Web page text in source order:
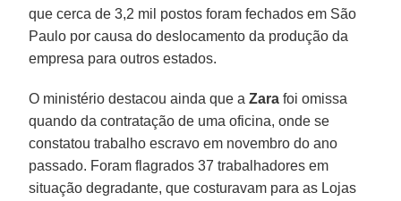
que cerca de 3,2 mil postos foram fechados em São
Paulo por causa do deslocamento da produção da
empresa para outros estados.
O ministério destacou ainda que aZara foi omissa
quando da contratação de uma oficina, onde se
constatou trabalho escravo em novembro do ano
passado. Foram flagrados 37 trabalhadores em
situação degradante, que costuravam para as Lojas